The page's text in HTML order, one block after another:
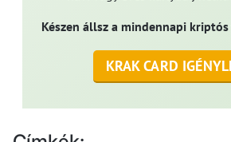
Készen állsz a mindennapi
KRAK CARD